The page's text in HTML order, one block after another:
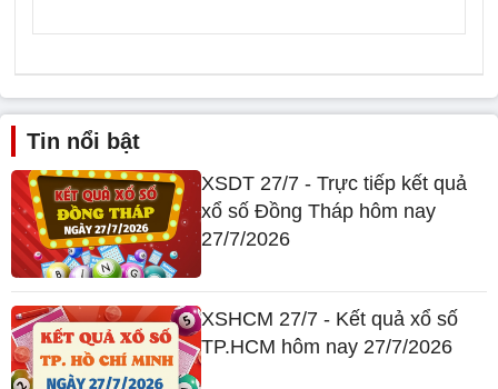
Tin nổi bật
XSDT 27/7 - Trực tiếp kết quả
xổ số Đồng Tháp hôm nay
27/7/2026
XSHCM 27/7 - Kết quả xổ số
TP.HCM hôm nay 27/7/2026